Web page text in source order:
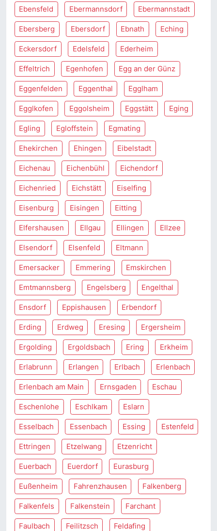
Ebensfeld Ebermannsdorf Ebermannstadt
Ebersberg Ebersdorf Ebnath Eching
Eckersdorf Edelsfeld Ederheim
Effeltrich Egenhofen Egg an der Günz
Eggenfelden Eggenthal Egglham
Egglkofen Eggolsheim Eggstätt Eging
Egling Egloffstein Egmating
Ehekirchen Ehingen Eibelstadt
Eichenau Eichenbühl Eichendorf
Eichenried Eichstätt Eiselfing
Eisenburg Eisingen Eitting
Elfershausen Ellgau Ellingen Ellzee
Elsendorf Elsenfeld Eltmann
Emersacker Emmering Emskirchen
Emtmannsberg Engelsberg Engelthal
Ensdorf Eppishausen Erbendorf
Erding Erdweg Eresing Ergersheim
Ergolding Ergoldsbach Ering Erkheim
Erlabrunn Erlangen Erlbach Erlenbach
Erlenbach am Main Ernsgaden Eschau
Eschenlohe Eschlkam Eslarn
Esselbach Essenbach Essing Estenfeld
Ettringen Etzelwang Etzenricht
Euerbach Euerdorf Eurasburg
Eußenheim Fahrenzhausen Falkenberg
Falkenfels Falkenstein Farchant
Faulbach Feilitzsch Feldafing